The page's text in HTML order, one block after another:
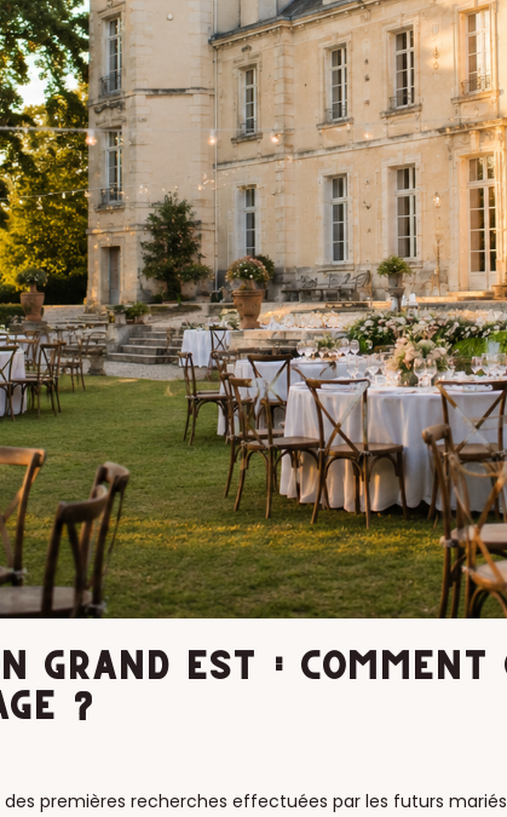
GRAND EST : COMMENT
?
premières recherches effectuées par les futurs